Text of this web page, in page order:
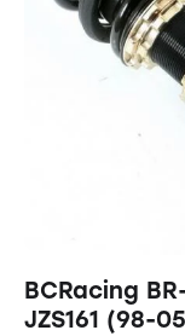
BCRacing
JZS161 (98-